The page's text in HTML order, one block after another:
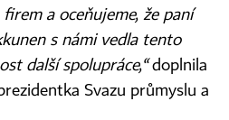
a oceňujeme, že paní
s námi vedla tento
další spolupráce,“doplnila
Svazu průmyslu a